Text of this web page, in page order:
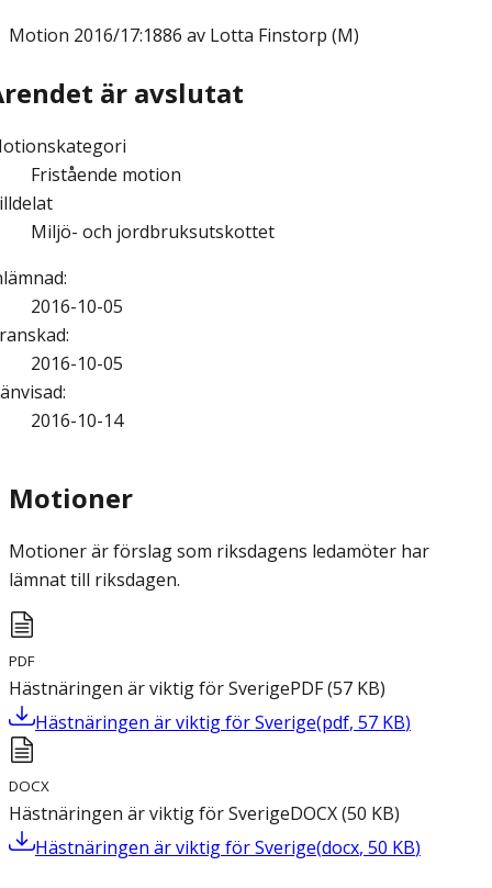
Motion 2016/17:1886 av Lotta Finstorp (M)
är avslutat
Fristående motion
Miljö- och jordbruksutskottet
:
2016-10-05
:
2016-10-05
:
2016-10-14
Motioner
Motioner är förslag som riksdagens ledamöter har
lämnat till riksdagen.
PDF
Hästnäringen är viktig för SverigePDF(57 KB)
Hästnäringen är viktig för Sverige(pdf, 57 KB)
DOCX
Hästnäringen är viktig för SverigeDOCX(50 KB)
Hästnäringen är viktig för Sverige(docx, 50 KB)